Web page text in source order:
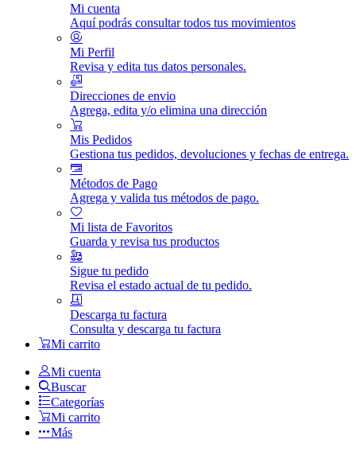
Mi cuenta
Aquí podrás consultar todos tus movimientos
Mi Perfil
Revisa y edita tus datos personales.
Direcciones de envio
Agrega, edita y/o elimina una dirección
Mis Pedidos
Gestiona tus pedidos, devoluciones y fechas de entrega.
Métodos de Pago
Agrega y valida tus métodos de pago.
Mi lista de Favoritos
Guarda y revisa tus productos
Sigue tu pedido
Revisa el estado actual de tu pedido.
Descarga tu factura
Consulta y descarga tu factura
Mi carrito
Mi cuenta
Buscar
Categorías
Mi carrito
Más